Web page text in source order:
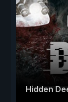
Hidden